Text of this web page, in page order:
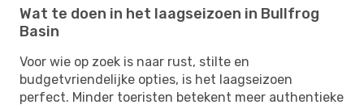
Wat te doen in het laagseizoen in Bullfrog
Basin
Voor wie op zoek is naar rust, stilte en
budgetvriendelijke opties, is het laagseizoen
perfect. Minder toeristen betekent meer authentieke